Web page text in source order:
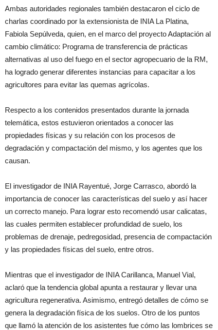
Ambas autoridades regionales también destacaron el ciclo de
charlas coordinado por la extensionista de INIA La Platina,
Fabiola Sepúlveda, quien, en el marco del proyecto Adaptación al
cambio climático: Programa de transferencia de prácticas
alternativas al uso del fuego en el sector agropecuario de la RM,
ha logrado generar diferentes instancias para capacitar a los
agricultores para evitar las quemas agrícolas.
Respecto a los contenidos presentados durante la jornada
telemática, estos estuvieron orientados a conocer las
propiedades físicas y su relación con los procesos de
degradación y compactación del mismo, y los agentes que los
causan.
El investigador de INIA Rayentué, Jorge Carrasco, abordó la
importancia de conocer las características del suelo y así hacer
un correcto manejo. Para lograr esto recomendó usar calicatas,
las cuales permiten establecer profundidad de suelo, los
problemas de drenaje, pedregosidad, presencia de compactación
y las propiedades físicas del suelo, entre otros.
Mientras que el investigador de INIA Carillanca, Manuel Vial,
aclaró que la tendencia global apunta a restaurar y llevar una
agricultura regenerativa. Asimismo, entregó detalles de cómo se
genera la degradación física de los suelos. Otro de los puntos
que llamó la atención de los asistentes fue cómo las lombrices se